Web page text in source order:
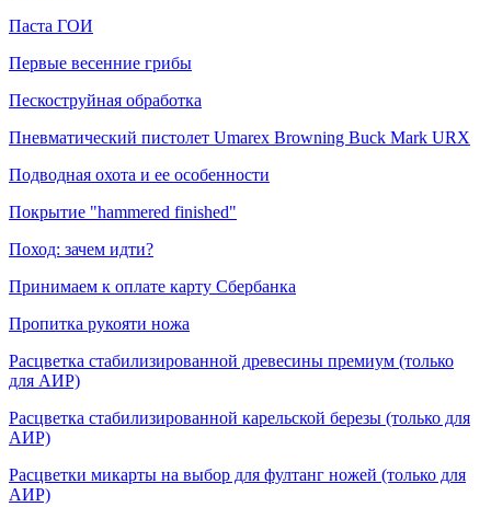
Паста ГОИ
Первые весенние грибы
Пескоструйная обработка
Пневматический пистолет Umarex Browning Buck Mark URX
Подводная охота и ее особенности
Покрытие "hammered finished"
Поход: зачем идти?
Принимаем к оплате карту Сбербанка
Пропитка рукояти ножа
Расцветка стабилизированной древесины премиум (только
для АИР)
Расцветка стабилизированной карельской березы (только для
АИР)
Расцветки микарты на выбор для фултанг ножей (только для
АИР)